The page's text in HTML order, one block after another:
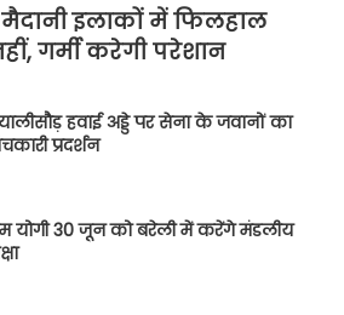
इलाकों में फिलहाल
गर्मी करेगी परेशान
हवाई अड्डे पर सेना के जवानों का
प्रदर्शन
योगी 30 जून को बरेली में करेंगे मंडलीय